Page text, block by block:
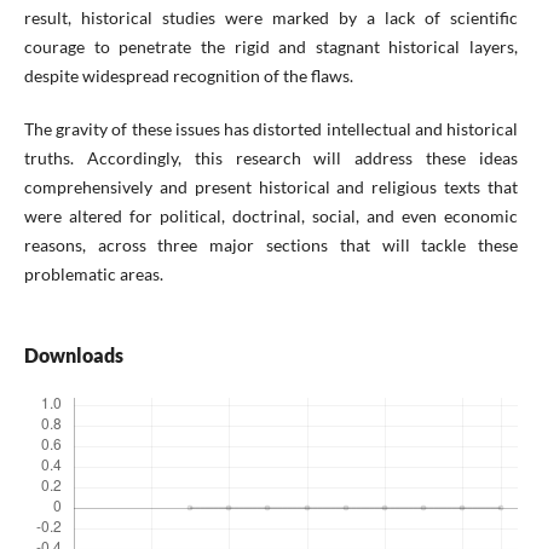
result, historical studies were marked by a lack of scientific
courage to penetrate the rigid and stagnant historical layers,
despite widespread recognition of the flaws.
The gravity of these issues has distorted intellectual and historical
truths. Accordingly, this research will address these ideas
comprehensively and present historical and religious texts that
were altered for political, doctrinal, social, and even economic
reasons, across three major sections that will tackle these
problematic areas.
Downloads